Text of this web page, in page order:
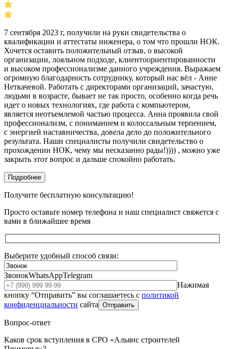
7 сентября 2023 г, получили на руки свидетельства о
квалификации и аттестаты инженера, о том что прошли НОК.
Хочется оставить положительный отзыв, о высокой
организации, лояльном подходе, клиентоориентированности
и высоком профессионализме данного учреждения. Выражаем
огромную благодарность сотруднику, который нас вёл - Анне
Неткачевой. Работать с директорами организаций, зачастую,
людьми в возрасте, бывает не так просто, особенно когда речь
идет о новых технологиях, где работа с компьютером,
является неотъемлемой частью процесса. Анна проявила свой
профессионализм, с пониманием и колоссальным терпением,
с энергией наставничества, довела дело до положительного
результата. Наши специалисты получили свидетельство о
прохождении НОК, чему мы несказанно рады!)))) , можно уже
закрыть этот вопрос и дальше спокойно работать.
Подробнее
Получите бесплатную консультацию!
Просто оставьте номер телефона и наш специалист свяжется с
вами в ближайшее время
Выберите удобный способ связи:
ЗвонокWhatsAppTelegram
Нажимая
кнопку “Отправить” вы соглашаетесь с политикой
конфиденциальности сайта Отправить
Вопрос-ответ
Каков срок вступления в СРО «Альянс строителей